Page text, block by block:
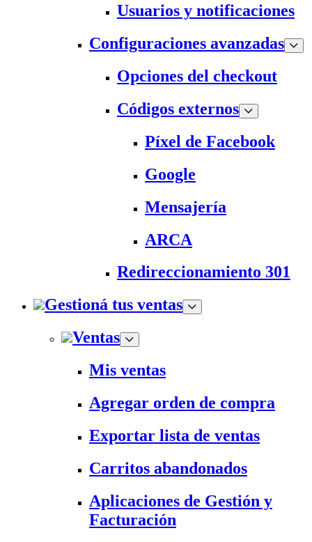
Usuarios y notificaciones
Configuraciones avanzadas
Opciones del checkout
Códigos externos
Píxel de Facebook
Google
Mensajería
ARCA
Redireccionamiento 301
Gestioná tus ventas
Ventas
Mis ventas
Agregar orden de compra
Exportar lista de ventas
Carritos abandonados
Aplicaciones de Gestión y
Facturación